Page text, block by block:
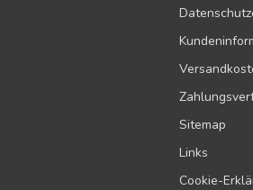
Sitemap
Links
Cookie-